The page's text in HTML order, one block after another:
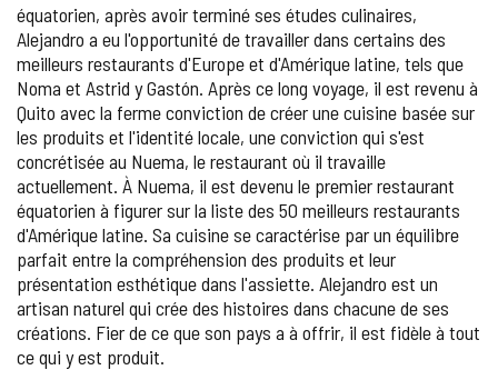
équatorien, après avoir terminé ses études culinaires,
Alejandro a eu l'opportunité de travailler dans certains des
meilleurs restaurants d'Europe et d'Amérique latine, tels que
Noma et Astrid y Gastón. Après ce long voyage, il est revenu à
Quito avec la ferme conviction de créer une cuisine basée sur
les produits et l'identité locale, une conviction qui s'est
concrétisée au Nuema, le restaurant où il travaille
actuellement. À Nuema, il est devenu le premier restaurant
équatorien à figurer sur la liste des 50 meilleurs restaurants
d'Amérique latine. Sa cuisine se caractérise par un équilibre
parfait entre la compréhension des produits et leur
présentation esthétique dans l'assiette. Alejandro est un
artisan naturel qui crée des histoires dans chacune de ses
créations. Fier de ce que son pays a à offrir, il est fidèle à tout
ce qui y est produit.